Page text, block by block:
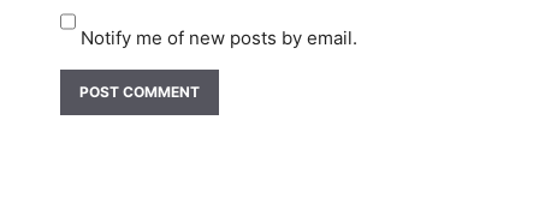
Notify me of new posts by email.